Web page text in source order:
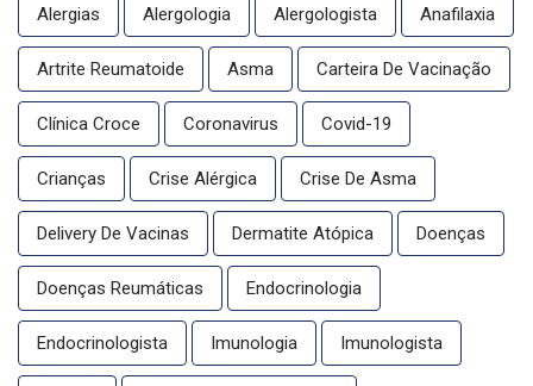
Alergias Alergologia Alergologista Anafilaxia
Artrite Reumatoide Asma Carteira De Vacinação
Clínica Croce Coronavirus Covid-19
Crianças Crise Alérgica Crise De Asma
Delivery De Vacinas Dermatite Atópica Doenças
Doenças Reumáticas Endocrinologia
Endocrinologista Imunologia Imunologista